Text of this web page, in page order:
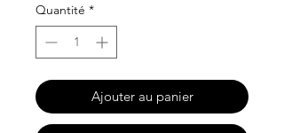
Quantité *
Ajouter au panier